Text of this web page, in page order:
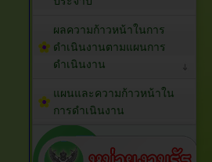
ผลความก้าวหน้าในการ
ดำเนินงานตามแผนการ
ดำเนินงาน
แผนและความก้าวหน้าใน
การดำเนินงาน